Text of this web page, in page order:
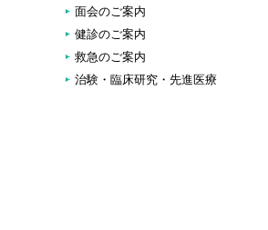
面会のご案内
健診のご案内
救急のご案内
治験・臨床研究・先進医療